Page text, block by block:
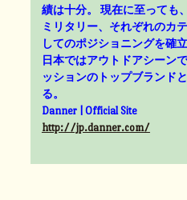
績は十分。 現在に至っても
ミリタリー、それぞれのカ
してのポジショニングを確立
日本ではアウトドアシーン
ッションのトップブランド
る。
Danner | Official Site
http://jp.danner.com/